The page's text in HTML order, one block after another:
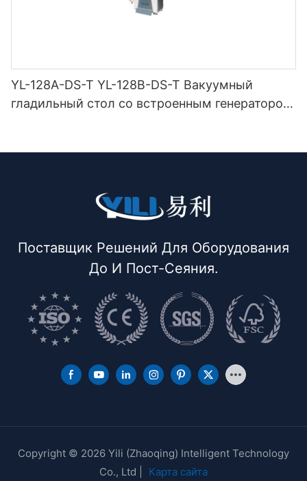
YL-128A-DS-T YL-128B-DS-T Вакуумный
гладильный стол со встроенным генератором
Поставщик Решений Для Оборудования
До И Пост-Сеяния.
Copyright © 2026 Yili (Zhaoqing) Intelligent Technology
Co., Ltd |
Карта сайта